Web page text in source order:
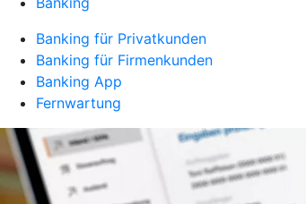
Banking für Privatkunden
Banking für Firmenkunden
Banking App
Fernwartung